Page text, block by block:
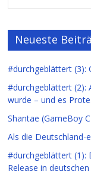
Neueste
#durchgeblättert (3):
#durchgeblättert (2):
wurde – und es
Shantae (GameBoy
Als die Deutschland-
#durchgeblättert (1):
Release in